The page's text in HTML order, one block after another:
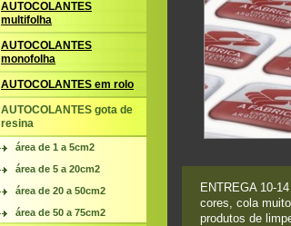
ENTREGA 10-
cores, cola
produtos de
AUTOCOLANTES
multifolha
AUTOCOLANTES
monofolha
AUTOCOLANTES em rolo
AUTOCOLANTES gota de
resina
área de 1 a 5cm2
área de 5 a 20cm2
área de 20 a 50cm2
área de 50 a 75cm2